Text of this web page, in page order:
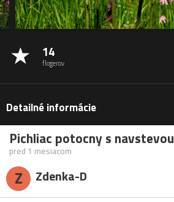
14
flogerov
Detailné informácie
Pichliac potocny s navstevou
pred 1 mesiacom
Z Zdenka-D